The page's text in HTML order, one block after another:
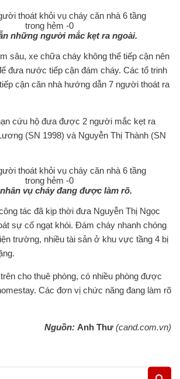
những người mắc kẹt ra ngoài.
sâu, xe chữa cháy không thể tiếp cận nên
đưa nước tiếp cận đám cháy. Các tổ trinh
cận căn nhà hướng dẫn 7 người thoát ra
cứu hộ đưa được 2 người mắc kẹt ra
(SN 1998) và Nguyễn Thị Thành (SN
vụ cháy đang được làm rõ.
tác đã kịp thời đưa Nguyễn Thị Ngọc
sự cố ngạt khói. Đám cháy nhanh chóng
trường, nhiều tài sản ở khu vực tầng 4 bị
cho thuê phòng, có nhiều phòng được
Các đơn vị chức năng đang làm rõ
Nguồn: Anh Thư (cand.com.vn)